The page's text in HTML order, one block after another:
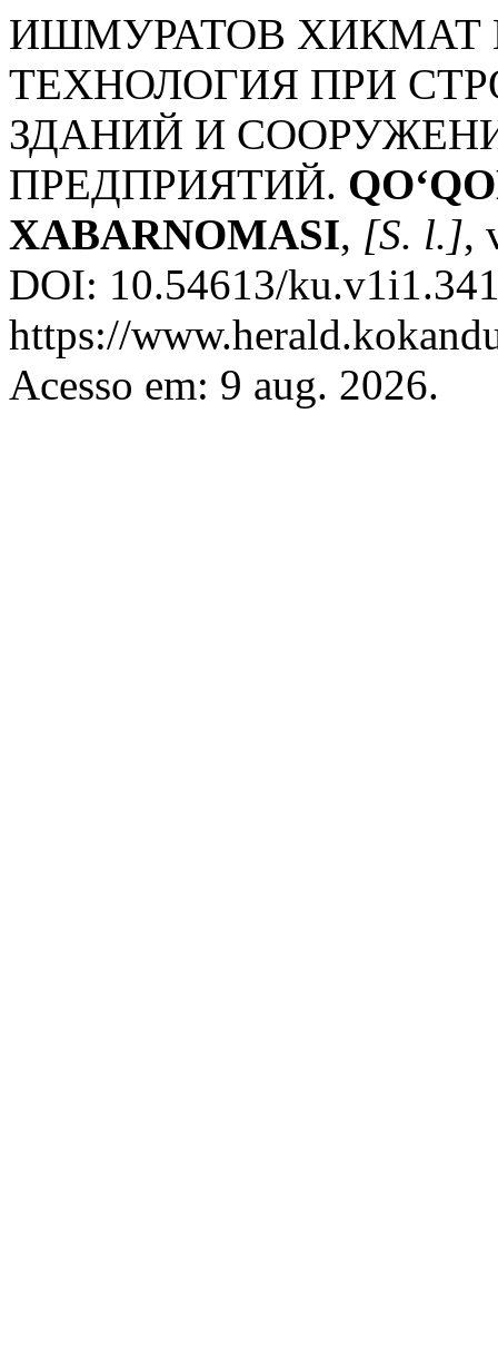
ИШМУРАТОВ ХИКМАТ
ТЕХНОЛОГИЯ ПРИ
ЗДАНИЙ И
ПРЕДПРИЯТИЙ.
XABARNOMASI, [S. l.],
DOI: 10.54613/
https://
Acesso em: 9 aug. 2026.